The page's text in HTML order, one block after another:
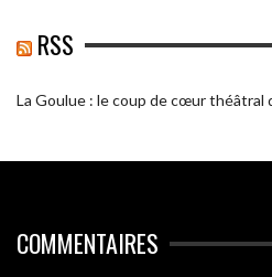
RSS
La Goulue : le coup de cœur théâtral
COMMENTAIRES